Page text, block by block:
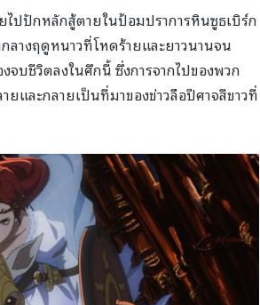
ไปปักหลักสู้ตายในป้อมปราการหินซูธเบิร์ก
ลางฤดูหนาวที่โหดร้ายและยาวนานจน
จบชีวิตลงในศึกนี้ ซึ่งการจากไปของพวก
และกลายเป็นที่มาของข่าวลือปีศาจสีขาวที่